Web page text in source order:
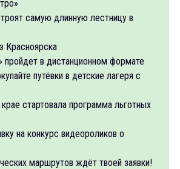
самую длинную лестницу в
Красноярска
пройдет в дистанционном формате
путёвки в детские лагеря с
стартовала программа льготных
на конкурс видеороликов о
маршрутов ждёт твоей заявки!